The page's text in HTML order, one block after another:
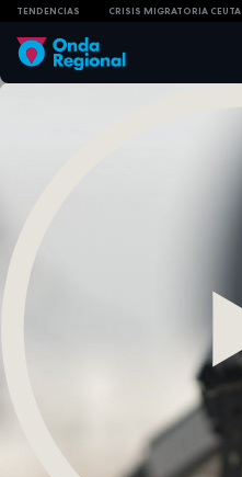
TENDENCIAS CRISIS MIGRATORIA CEUTA